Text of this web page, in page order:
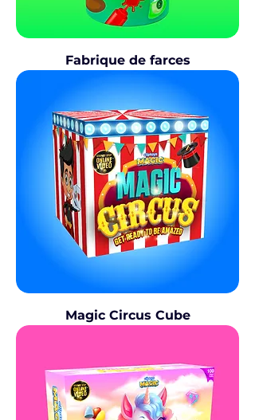
Fabrique de farces
Magic Circus Cube